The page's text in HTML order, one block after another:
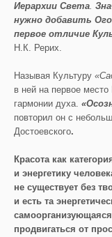
Иерархии Света.
нужно добавить
первое отличие К
Н.К. Рерих.
Называя Культуру
в ней на первое место
гармонии духа.
повторил он с
Достоевского.
Красота как
и энергетику
не существует без
и есть та
продвигаться от